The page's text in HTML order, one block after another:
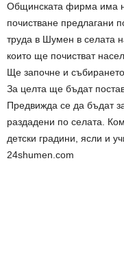
Общинската фирма има
почистване предлагани
труда в Шумен в селата
които ще почистват
Ще започне и
За целта ще бъдат
Предвижда се да бъдат
раздадени по селата.
детски градини, ясли и
24shumen.com